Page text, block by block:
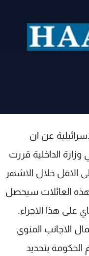
عن ان
الداخلية قررت
الاقل خلال الاشهر
هذه العائلات سيحصل
على هذا الاجراء.
الاجانب المنوي
بتحديد